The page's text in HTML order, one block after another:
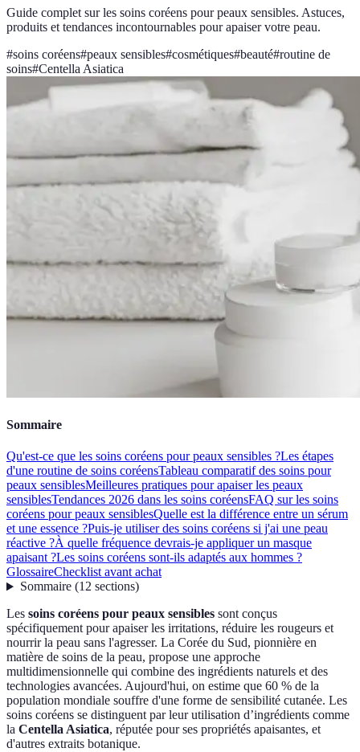
Guide complet sur les soins coréens pour peaux sensibles. Astuces,
produits et tendances incontournables pour apaiser votre peau.
#soins coréens#peaux sensibles#cosmétiques#beauté#routine de
soins#Centella Asiatica
Sommaire
Qu'est-ce que les soins coréens pour peaux sensibles ?Les étapes
d'une routine de soins coréensTableau comparatif des soins pour
peaux sensiblesMeilleures pratiques pour apaiser les peaux
sensiblesTendances 2026 dans les soins coréensFAQ sur les soins
coréens pour peaux sensiblesQuelle est la différence entre un sérum
et une essence ?Puis-je utiliser des soins coréens si j'ai une peau
réactive ?À quelle fréquence devrais-je appliquer un masque
apaisant ?Les soins coréens sont-ils adaptés aux hommes ?
GlossaireChecklist avant achat
Sommaire(12 sections)
Les soins coréens pour peaux sensibles sont conçus
spécifiquement pour apaiser les irritations, réduire les rougeurs et
nourrir la peau sans l'agresser. La Corée du Sud, pionnière en
matière de soins de la peau, propose une approche
multidimensionnelle qui combine des ingrédients naturels et des
technologies avancées. Aujourd'hui, on estime que 60 % de la
population mondiale souffre d'une forme de sensibilité cutanée. Les
soins coréens se distinguent par leur utilisation d’ingrédients comme
la Centella Asiatica, réputée pour ses propriétés apaisantes, et
d'autres extraits botanique.